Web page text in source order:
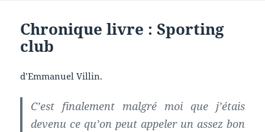
Chronique livre : Sporting
club
d’Emmanuel Villin.
C’est finalement malgré moi que j’étais
devenu ce qu’on peut appeler un assez bon